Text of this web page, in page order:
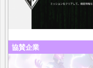
協賛企業